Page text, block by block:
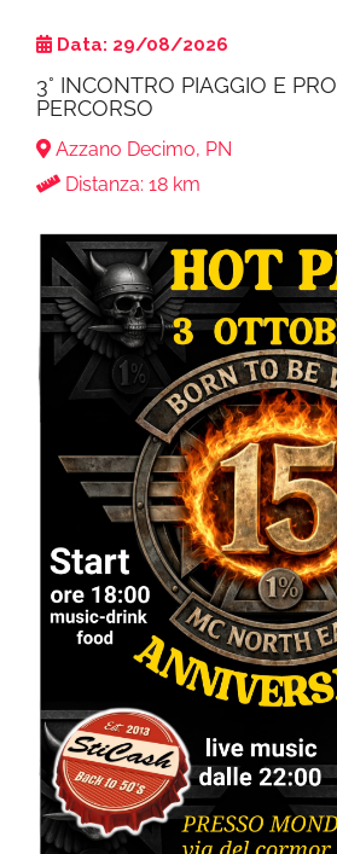
Data: 29/08/2026
3° INCONTRO PIAGGIO E
PERCORSO
Azzano Decimo, PN
Distanza: 18 km